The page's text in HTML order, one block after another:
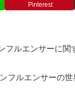
Pinterest
フルエンサーに関
フルエンサーの世